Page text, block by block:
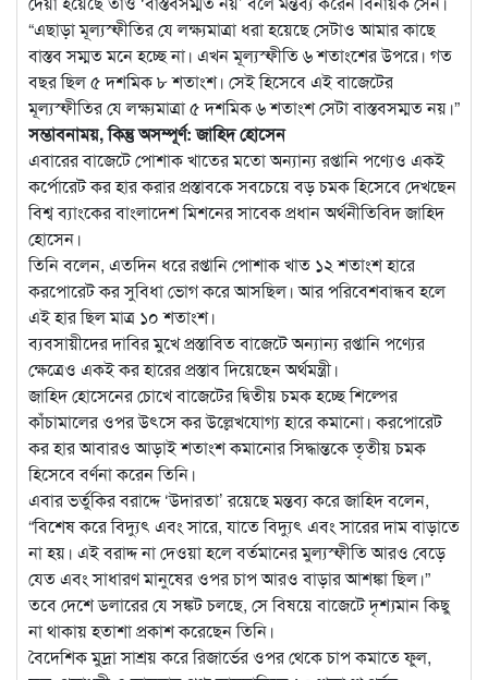
“এছাড়া মূল্যস্ফীতির যে লক্ষ্যমাত্রা ধরা হয়েছে সেটাও আমার কাছে
বাস্তব সম্মত মনে হচ্ছে না। এখন মূল্যস্ফীতি ৬ শতাংশের উপরে। গত
বছর ছিল ৫ দশমিক ৮ শতাংশ। সেই হিসেবে এই বাজেটের
মূল্যস্ফীতির যে লক্ষ্যমাত্রা ৫ দশমিক ৬ শতাংশ সেটা বাস্তবসম্মত নয়।”
সম্ভাবনাময়, কিন্তু অসম্পূর্ণ: জাহিদ হোসেন
এবারের বাজেটে পোশাক খাতের মতো অন্যান্য রপ্তানি পণ্যেও একই
কর্পোরেট কর হার করার প্রস্তাবকে সবচেয়ে বড় চমক হিসেবে দেখছেন
বিশ্ব ব্যাংকের বাংলাদেশ মিশনের সাবেক প্রধান অর্থনীতিবিদ জাহিদ
হোসেন।
তিনি বলেন, এতদিন ধরে রপ্তানি পোশাক খাত ১২ শতাংশ হারে
করপোরেট কর সুবিধা ভোগ করে আসছিল। আর পরিবেশবান্ধব হলে
এই হার ছিল মাত্র ১০ শতাংশ।
ব্যবসায়ীদের দাবির মুখে প্রস্তাবিত বাজেটে অন্যান্য রপ্তানি পণ্যের
ক্ষেত্রেও একই কর হারের প্রস্তাব দিয়েছেন অর্থমন্ত্রী।
জাহিদ হোসেনের চোখে বাজেটের দ্বিতীয় চমক হচ্ছে শিল্পের
কাঁচামালের ওপর উৎসে কর উল্লেখযোগ্য হারে কমানো। করপোরেট
কর হার আবারও আড়াই শতাংশ কমানোর সিদ্ধান্তকে তৃতীয় চমক
হিসেবে বর্ণনা করেন তিনি।
এবার ভর্তুকির বরাদ্দে ‘উদারতা’ রয়েছে মন্তব্য করে জাহিদ বলেন,
“বিশেষ করে বিদ্যুৎ এবং সারে, যাতে বিদ্যুৎ এবং সারের দাম বাড়াতে
না হয়। এই বরাদ্দ না দেওয়া হলে বর্তমানের মুল্যস্ফীতি আরও বেড়ে
যেত এবং সাধারণ মানুষের ওপর চাপ আরও বাড়ার আশঙ্কা ছিল।”
তবে দেশে ডলারের যে সঙ্কট চলছে, সে বিষয়ে বাজেটে দৃশ্যমান কিছু
না থাকায় হতাশা প্রকাশ করেছেন তিনি।
বৈদেশিক মুদ্রা সাশ্রয় করে রিজার্ভের ওপর থেকে চাপ কমাতে ফুল,